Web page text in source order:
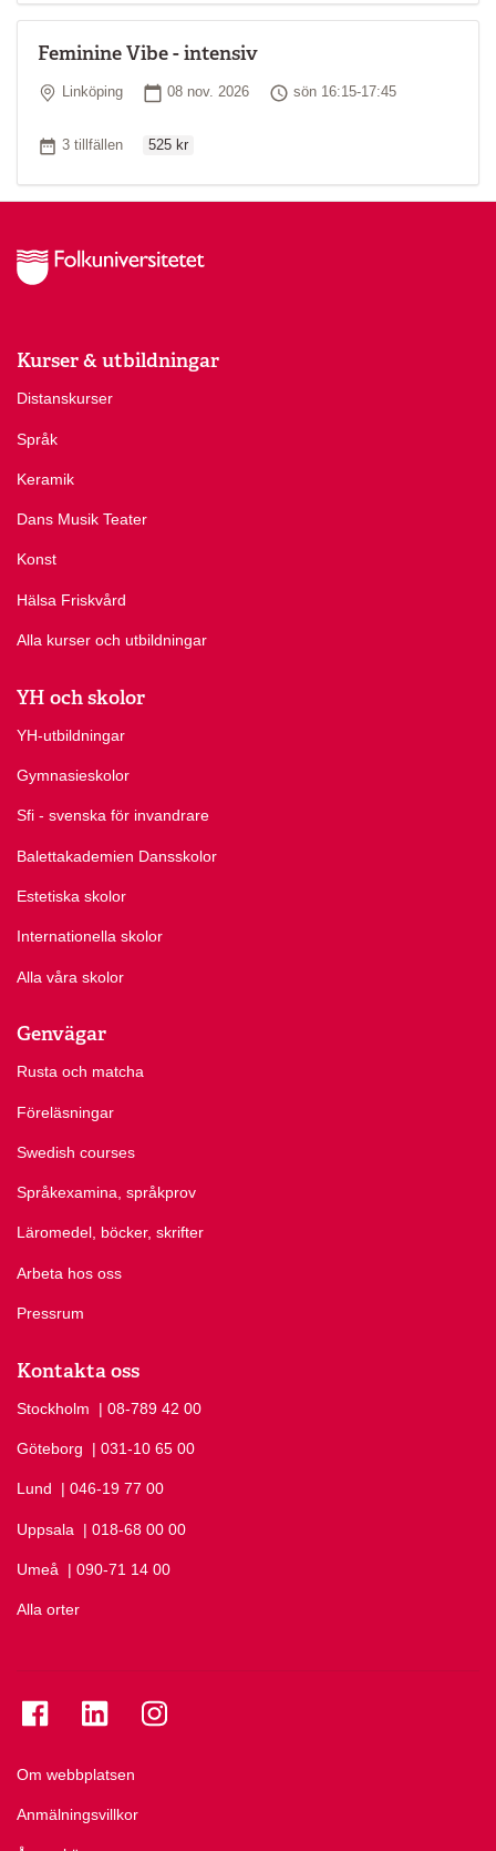
Feminine Vibe - intensiv
Plats
Linköping Startdatum
08 nov. 2026 Tid
sön 16:15-17:45
Antal tillfällen
3 tillfällen 525 kr
Kurser & utbildningar
Distanskurser
Språk
Keramik
Dans Musik Teater
Konst
Hälsa Friskvård
Alla kurser och utbildningar
YH och skolor
YH-utbildningar
Gymnasieskolor
Sfi - svenska för invandrare
Balettakademien Dansskolor
Estetiska skolor
Internationella skolor
Alla våra skolor
Genvägar
Rusta och matcha
Föreläsningar
Swedish courses
Språkexamina, språkprov
Läromedel, böcker, skrifter
Arbeta hos oss
Pressrum
Kontakta oss
Stockholm Ring Stockholm på
| 08-789 42 00
Göteborg Ring Göteborg på
| 031-10 65 00
Lund Ring Lund på
| 046-19 77 00
Uppsala Ring Uppsala på
| 018-68 00 00
Umeå Ring Umeå på
| 090-71 14 00
Alla orter
Om webbplatsen
Anmälningsvillkor
Se folkuniversitetet på Facebook
Se folkuniversitetet på LinkedIn